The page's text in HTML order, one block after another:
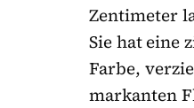
Zentimeter
Sie hat eine
Farbe,
markanten